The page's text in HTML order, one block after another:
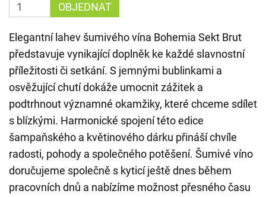
OBJEDNAT
Elegantní lahev šumivého vína Bohemia Sekt Brut
představuje vynikající doplněk ke každé slavnostní
příležitosti či setkání. S jemnými bublinkami a
osvěžující chutí dokáže umocnit zážitek a
podtrhnout významné okamžiky, které chceme sdílet
s blízkými. Harmonické spojení této edice
šampaňského a květinového dárku přináší chvíle
radosti, pohody a společného potěšení. Šumivé víno
doručujeme společně s kyticí ještě dnes během
pracovních dnů a nabízíme možnost přesného času